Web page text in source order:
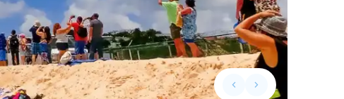
keyboard_arrow_leftPrevious slide
keyboard_arrow_rightNext slide